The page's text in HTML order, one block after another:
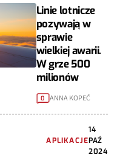
Linie lotnicze
pozywają w
sprawie
wielkiej awarii.
W grze 500
milionów
0 ANNA KOPEĆ
APLIKACJE
14
PAŹ
2024